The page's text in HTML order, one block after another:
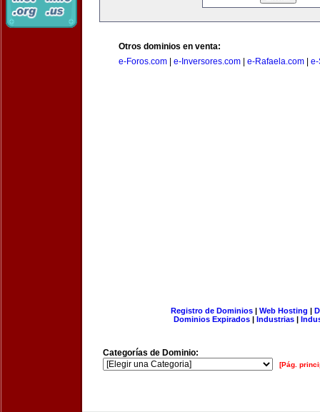
Otros dominios en venta:
e-Foros.com
e-Inversores.com e-Rafaela.com e-
Registro de Dominios| Web Hosting |
Dominios Expirados | Industrias |
Categorías de Dominio:
[Pág.